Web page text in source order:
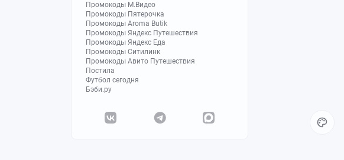
Промокоды М.Видео
Промокоды Пятерочка
Промокоды Aroma Butik
Промокоды Яндекс Путешествия
Промокоды Яндекс Еда
Промокоды Ситилинк
Промокоды Авито Путешествия
Постила
Футбол сегодня
Бэби.ру